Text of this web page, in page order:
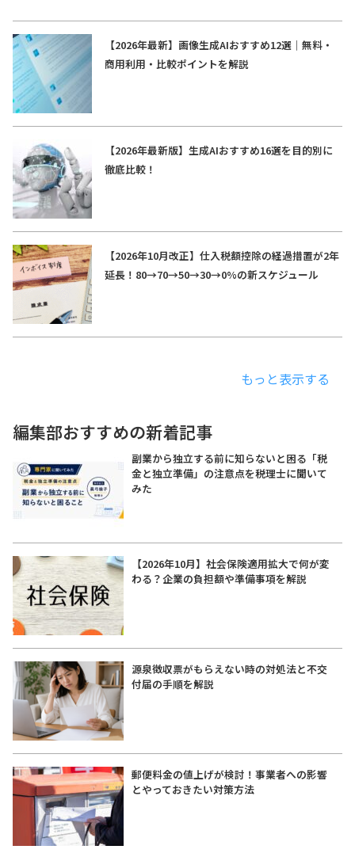
【2026年最新】画像生成AIおすすめ12選｜無料・
商用利用・比較ポイントを解説
【2026年最新版】生成AIおすすめ16選を目的別に
徹底比較！
【2026年10月改正】仕入税額控除の経過措置が2年
延長！80→70→50→30→0%の新スケジュール
もっと表示する
編集部おすすめの新着記事
副業から独立する前に知らないと困る「税
金と独立準備」の注意点を税理士に聞いて
みた
【2026年10月】社会保険適用拡大で何が変
わる？企業の負担額や準備事項を解説
源泉徴収票がもらえない時の対処法と不交
付届の手順を解説
郵便料金の値上げが検討！事業者への影響
とやっておきたい対策方法